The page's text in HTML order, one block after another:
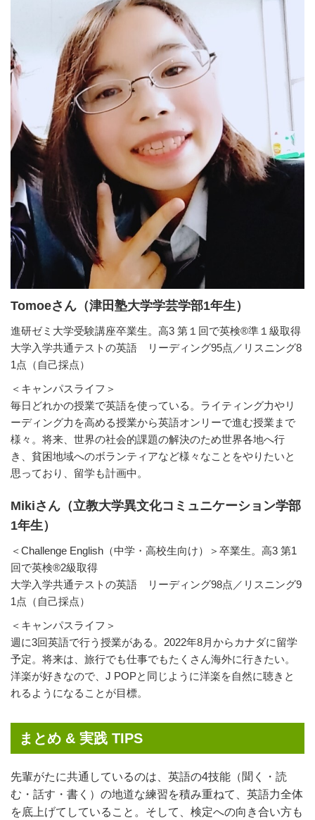
Tomoeさん（津田塾大学学芸学部1年生）
進研ゼミ大学受験講座卒業生。高3 第１回で英検®準１級取得
大学入学共通テストの英語 リーディング95点／リスニング8
1点（自己採点）
＜キャンパスライフ＞
毎日どれかの授業で英語を使っている。ライティング力やリ
ーディング力を高める授業から英語オンリーで進む授業まで
様々。将来、世界の社会的課題の解決のため世界各地へ行
き、貧困地域へのボランティアなど様々なことをやりたいと
思っており、留学も計画中。
Mikiさん（立教大学異文化コミュニケーション学部
1年生）
＜Challenge English（中学・高校生向け）＞卒業生。高3 第1
回で英検®2級取得
大学入学共通テストの英語 リーディング98点／リスニング9
1点（自己採点）
＜キャンパスライフ＞
週に3回英語で行う授業がある。2022年8月からカナダに留学
予定。将来は、旅行でも仕事でもたくさん海外に行きたい。
洋楽が好きなので、J POPと同じように洋楽を自然に聴きと
れるようになることが目標。
まとめ & 実践 TIPS
先輩がたに共通しているのは、英語の4技能（聞く・読
む・話す・書く）の地道な練習を積み重ねて、英語力全体
を底上げてしていること。そして、検定への向き合い方も